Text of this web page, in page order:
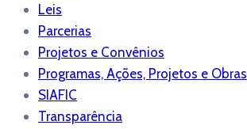
Leis
Parcerias
Projetos e Convênios
Programas, Ações, Projetos e Obras
SIAFIC
Transparência